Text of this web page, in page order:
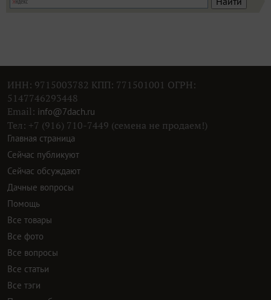
ИНН: 9715003782 КПП: 771501001 ОГРН:
5147746293448
Email: info@7dach.ru
Тел: +7 (916) 710-7449 (семена не продаем!)
Главная страница
Сейчас публикуют
Сейчас обсуждают
Дачные вопросы
Помощь
Все товары
Все фото
Все вопросы
Все статьи
Все тэги